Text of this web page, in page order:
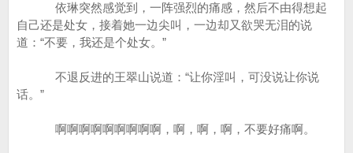
依琳突然感觉到，一阵强烈的痛感，然后不由得想起
自己还是处女，接着她一边尖叫，一边却又欲哭无泪的说
道：“不要，我还是个处女。”
不退反进的王翠山说道：“让你淫叫，可没说让你说
话。”
啊啊啊啊啊啊啊啊啊，啊，啊，啊，不要好痛啊。